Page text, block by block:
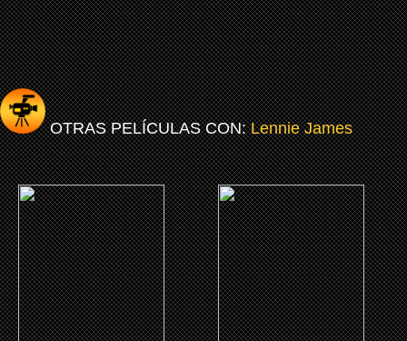
OTRAS PELÍCULAS CON:Lennie James
(2024)
Mufasa: El Rey León
CLICK ME
(2017)
Blade Runner 2049
CLICK ME